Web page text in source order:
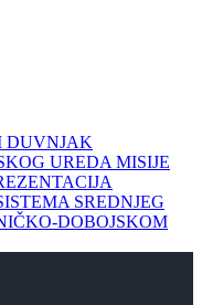
DUVNJAK
UREDA MISIJE
SREDNJEG
DOBOJSKOM